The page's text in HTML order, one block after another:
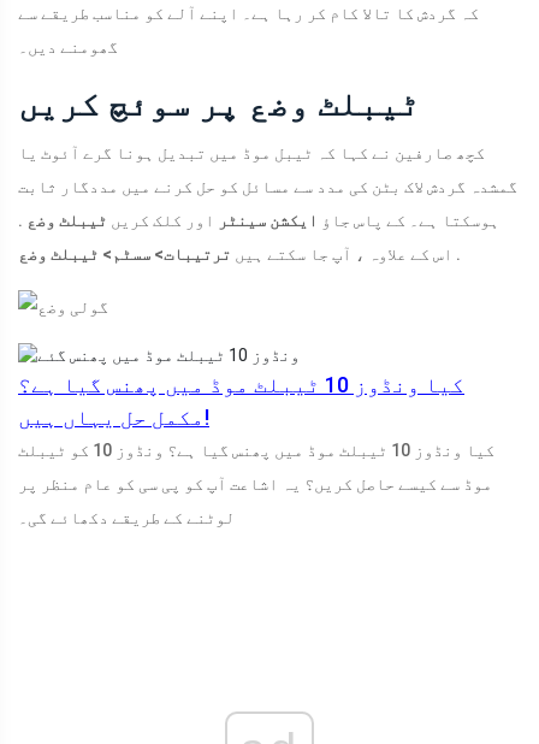
کہ گردش کا تالا کام کر رہا ہے۔ اپنے آلے کو مناسب طریقے سے
گھومنے دیں۔
ٹیبلٹ وضع پر سوئچ کریں
کچھ صارفین نے کہا کہ ٹیبل موڈ میں تبدیل ہونا گرے آئوٹ یا
گمشدہ گردش لاک بٹن کی مدد سے مسائل کو حل کرنے میں مددگار ثابت
ہوسکتا ہے۔ کے پاس جاؤ ایکشن سینٹر اور کلک کریں ٹیبلٹ وضع .
اس کے علاوہ ، آپ جا سکتے ہیں ترتیبات> سسٹم> ٹیبلٹ وضع .
کیا ونڈوز 10 ٹیبلٹ موڈ میں پھنس گیا ہے؟
مکمل حل یہاں ہیں!
کیا ونڈوز 10 ٹیبلٹ موڈ میں پھنس گیا ہے؟ ونڈوز 10 کو ٹیبلٹ
موڈ سے کیسے حاصل کریں؟ یہ اشاعت آپ کو پی سی کو عام منظر پر
لوٹنے کے طریقے دکھائے گی۔